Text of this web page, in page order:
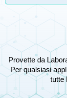
Provette da
Per qualsiasi
tutte